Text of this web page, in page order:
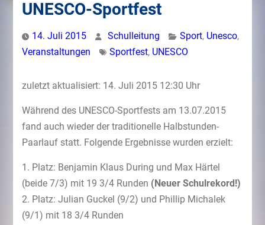
UNESCO-Sportfest
14. Juli 2015 Schulleitung Sport, Unesco,
Veranstaltungen
Sportfest, UNESCO
zuletzt aktualisiert: 14. Juli 2015 12:30 Uhr
Während des UNESCO-Sportfests am 13.07.2015
fand auch wieder der traditionelle Halbstunden-
Paarlauf statt. Folgende Ergebnisse wurden erzielt:
1. Platz: Benjamin Klaus During und Max Härtel
(beide 7/3) mit 19 3/4 Runden (Neuer Schulrekord!)
2. Platz: Julian Guckel (9/2) und Phillip Michalek
(9/1) mit 18 3/4 Runden